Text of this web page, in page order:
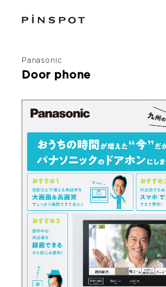
Panasonic
Door phone